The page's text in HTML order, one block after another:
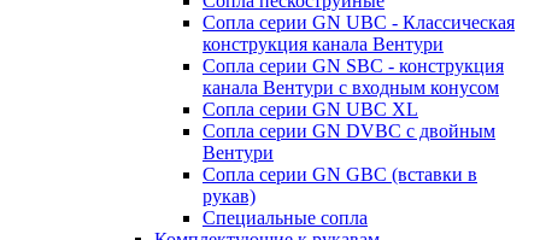
Сопла серии GN UBC - Классическая
конструкция канала Вентури
Сопла серии GN SBC - конструкция
канала Вентури c входным конусом
Сопла серии GN UBC XL
Сопла серии GN DVBC с двойным
Вентури
Сопла серии GN GBC (вставки в
рукав)
Специальные сопла